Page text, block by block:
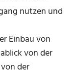
nutzen und
Einbau von
von der
der